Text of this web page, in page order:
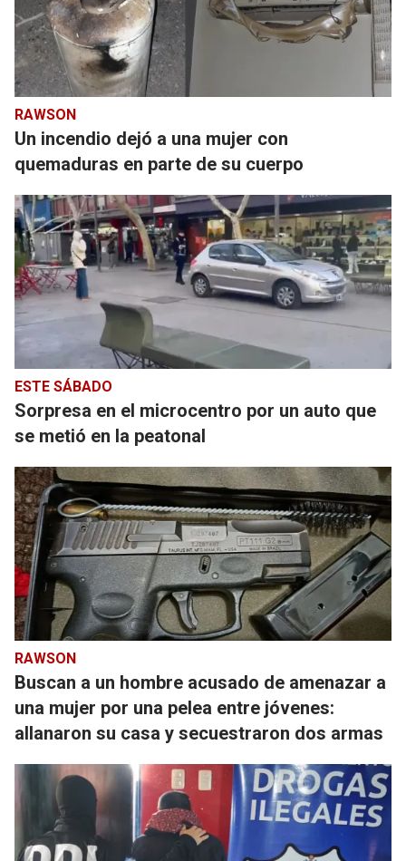
RAWSON
Un incendio dejó a una mujer con
quemaduras en parte de su cuerpo
ESTE SÁBADO
Sorpresa en el microcentro por un auto que
se metió en la peatonal
RAWSON
Buscan a un hombre acusado de amenazar a
una mujer por una pelea entre jóvenes:
allanaron su casa y secuestraron dos armas